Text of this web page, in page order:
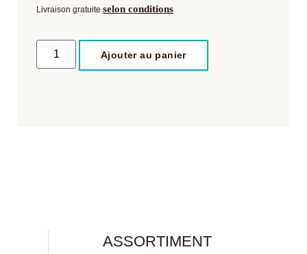
Livraison gratuite selon conditions
Ajouter au panier
ASSORTIMENT